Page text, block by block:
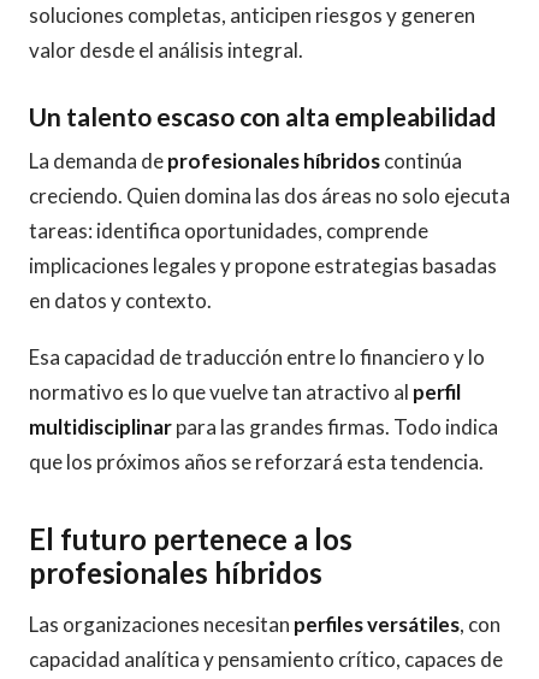
soluciones completas, anticipen riesgos y generen
valor desde el análisis integral.
Un talento escaso con alta empleabilidad
La demanda deprofesionales híbridoscontinúa
creciendo. Quien domina las dos áreas no solo ejecuta
tareas: identifica oportunidades, comprende
implicaciones legales y propone estrategias basadas
en datos y contexto.
Esa capacidad de traducción entre lo financiero y lo
normativo es lo que vuelve tan atractivo al perfil
multidisciplinarpara las grandes firmas. Todo indica
que los próximos años se reforzará esta tendencia.
El futuro pertenece a los
profesionales híbridos
Las organizaciones necesitan perfiles versátiles, con
capacidad analítica y pensamiento crítico, capaces de